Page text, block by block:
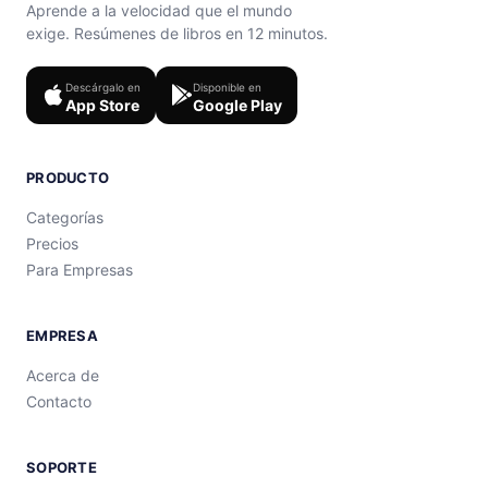
Aprende a la velocidad que el mundo
exige. Resúmenes de libros en 12 minutos.
Descárgalo en
App Store
Disponible en
Google Play
PRODUCTO
Categorías
Precios
Para Empresas
EMPRESA
Acerca de
Contacto
SOPORTE